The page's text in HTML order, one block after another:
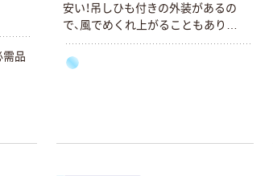
需品
安い！吊しひも付きの外装があるの
で、風でめくれ上がることもありま
せん。